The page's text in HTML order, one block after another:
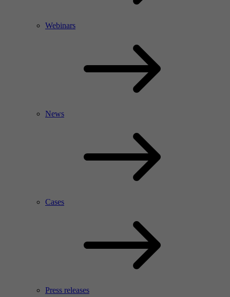
Webinars
News
Cases
Press releases